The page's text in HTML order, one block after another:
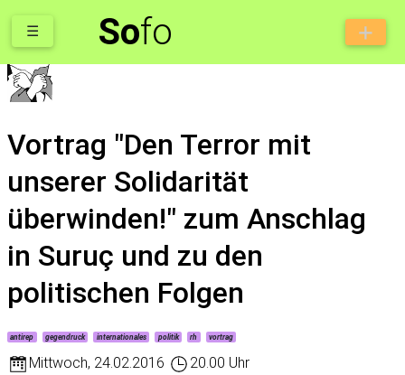
Sofo
☰
Vortrag "Den Terror mit
unserer Solidarität
überwinden!" zum Anschlag
in Suruç und zu den
politischen Folgen
antirep gegendruck internationales politik rh vortrag
Mittwoch, 24.02.2016
20.00 Uhr